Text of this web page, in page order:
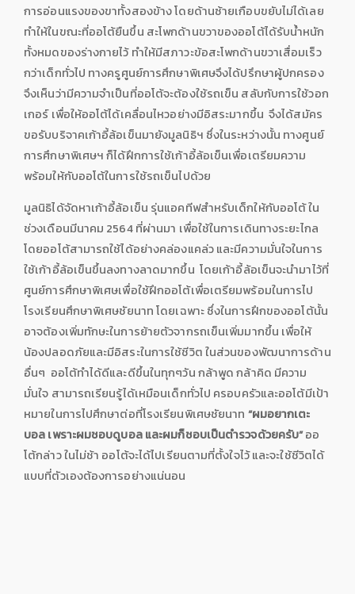
การอ่อนแรงของขาทั้งสองข้าง โดยด้านซ้ายเกือบขยับไม่ได้เลย
ทำให้ในขณะที่ออโต้ยืนขึ้น สะโพกด้านขวาของออโต้ได้รับน้ำหนัก
ทั้งหมดของร่างกายไว้ ทำให้มีสภาวะข้อสะโพกด้านขวาเสื่อมเร็ว
กว่าเด็กทั่วไป ทางครูศูนย์การศึกษาพิเศษจึงได้ปรึกษาผู้ปกครอง
จึงเห็นว่ามีความจำเป็นที่ออโต้จะต้องใช้รถเข็น สลับกับการใช้วอก
เกอร์ เพื่อให้ออโต้ได้เคลื่อนไหวอย่างมีอิสระมากขึ้น จึงได้สมัคร
ขอรับบริจาคเก้าอี้ล้อเข็นมายังมูลนิธิฯ ซึ่งในระหว่างนั้น ทางศูนย์
การศึกษาพิเศษฯ ก็ได้ฝึกการใช้เก้าอี้ล้อเข็นเพื่อเตรียมความ
พร้อมให้กับออโต้ในการใช้รถเข็นไปด้วย
มูลนิธิได้จัดหาเก้าอี้ล้อเข็น รุ่นแอคทีฟสำหรับเด็กให้กับออโต้ ใน
ช่วงเดือนมีนาคม 2564 ที่ผ่านมา เพื่อใช้ในการเดินทางระยะไกล
โดยออโต้สามารถใช้ได้อย่างคล่องแคล่ว และมีความมั่นใจในการ
ใช้เก้าอี้ล้อเข็นขึ้นลงทางลาดมากขึ้น โดยเก้าอี้ล้อเข็นจะนำมาไว้ที่
ศูนย์การศึกษาพิเศษเพื่อใช้ฝึกออโต้เพื่อเตรียมพร้อมในการไป
โรงเรียนศึกษาพิเศษชัยนาท โดยเฉพาะ ซึ่งในการฝึกของออโต้นั้น
อาจต้องเพิ่มทักษะในการย้ายตัวจากรถเข็นเพิ่มมากขึ้น เพื่อให้
น้องปลอดภัยและมีอิสระในการใช้ชีวิต ในส่วนของพัฒนาการด้าน
อื่นๆ ออโต้ทำได้ดีและดีขึ้นในทุกๆวัน กล้าพูด กล้าคิด มีความ
มั่นใจ สามารถเรียนรู้ได้เหมือนเด็กทั่วไป ครอบครัวและออโต้มีเป้า
หมายในการไปศึกษาต่อที่โรงเรียนพิเศษชัยนาท “ผมอยากเตะ
บอล เพราะผมชอบดูบอล และผมก็ชอบเป็นตำรวจด้วยครับ”ออ
โต้กล่าว ในไม่ช้า ออโต้จะได้ไปเรียนตามที่ตั้งใจไว้ และจะใช้ชีวิตได้
แบบที่ตัวเองต้องการอย่างแน่นอน